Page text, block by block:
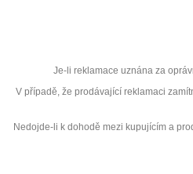
Je-li reklamace uznána za
V případě, že prodávající reklamaci
Nedojde-li k dohodě mezi kupujícím a